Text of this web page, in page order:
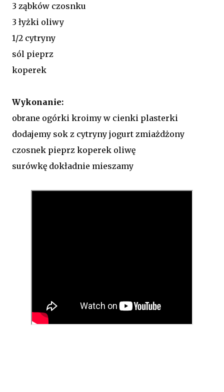
3 ząbków czosnku
3 łyżki oliwy
1/2 cytryny
sól pieprz
koperek
Wykonanie:
obrane ogórki kroimy w cienki plasterki
dodajemy sok z cytryny jogurt zmiażdżony
czosnek pieprz koperek oliwę
surówkę dokładnie mieszamy